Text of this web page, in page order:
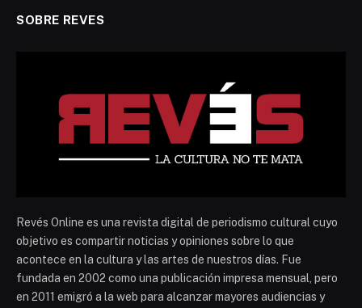
SOBRE REVES
Revés Online es una revista digital de periodismo cultural cuyo
objetivo es compartir noticias y opiniones sobre lo que
acontece en la cultura y las artes de nuestros días. Fue
fundada en 2002 como una publicación impresa mensual, pero
en 2011 emigró a la web para alcanzar mayores audiencias y